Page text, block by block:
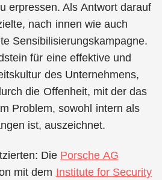
erpressen. Als Antwort darauf
nach innen wie auch
Sensibilisierungskampagne.
für eine effektive und
des Unternehmens,
die Offenheit, mit der das
Problem, sowohl intern als
ist, auszeichnet.
Die Porsche AG
mit dem Institute for Security